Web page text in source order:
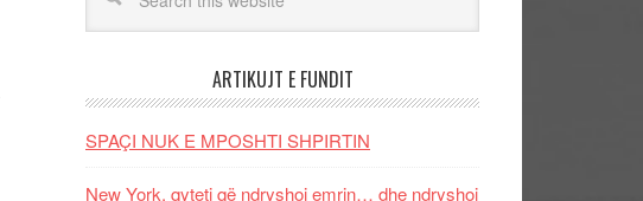
ARTIKUJT E FUNDIT
SPAÇI NUK E MPOSHTI SHPIRTIN
New York, qyteti që ndryshoi emrin… dhe ndryshoi